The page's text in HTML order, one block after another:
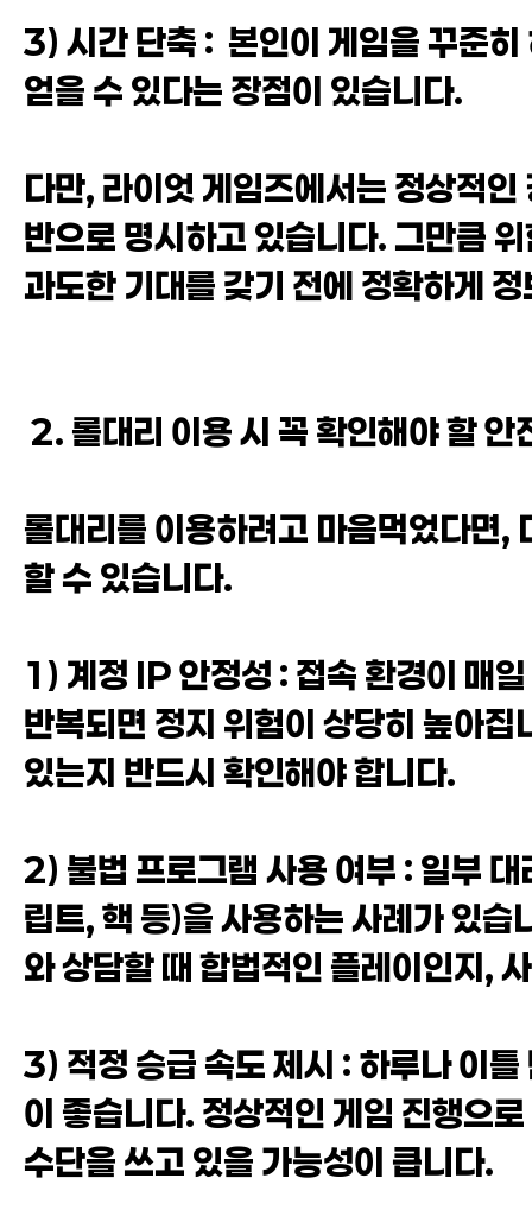
3) 시간 단축 : 본인이 게임을 꾸준히
얻을 수 있다는 장점이 있습니다.
다만, 라이엇 게임즈에서는 정상적
반으로 명시하고 있습니다. 그만큼
과도한 기대를 갖기 전에 정확하게
2. 롤대리 이용 시 꼭 확인해야 할 안
롤대리를 이용하려고 마음먹었다면,
할 수 있습니다.
1) 계정 IP 안정성 : 접속 환경이 매
반복되면 정지 위험이 상당히 높아
있는지 반드시 확인해야 합니다.
2) 불법 프로그램 사용 여부 : 일부
립트, 핵 등)을 사용하는 사례가 있
와 상담할 때 합법적인 플레이인지,
3) 적정 승급 속도 제시 : 하루나 이
이 좋습니다. 정상적인 게임 진행으
수단을 쓰고 있을 가능성이 큽니다.